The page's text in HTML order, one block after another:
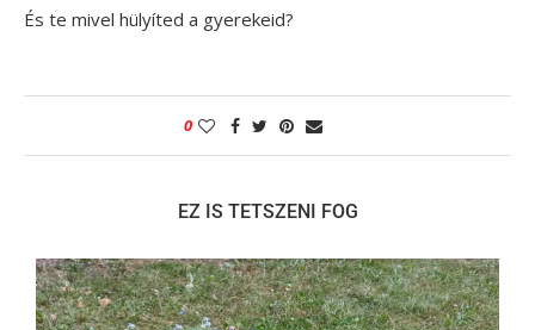
És te mivel hülyíted a gyerekeid?
0
EZ IS TETSZENI FOG